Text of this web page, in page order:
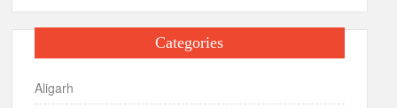
Categories
Aligarh